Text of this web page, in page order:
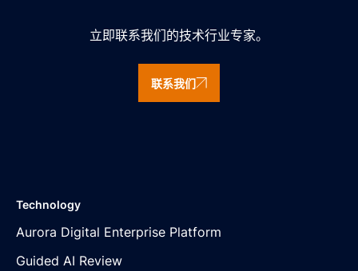
立即联系我们的技术行业专家。
联系我们
Technology
Aurora Digital Enterprise Platform
Guided AI Review